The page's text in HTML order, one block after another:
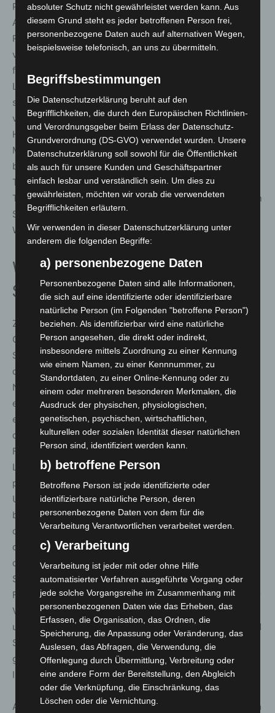
Probenbühne gibt es tanzbaren Afrobeat von der Nii
Amaah and Gye Nyame Band mit einer Prise Funk,
Reggae und RnB. Die Musiker, Clowns und Akrobaten
von ADESA präsentieren auf der Kinderwiese eine
faszinierende Show für Klein und Groß, die vor
Lebensfreude und Spaß nur so
strotzt! Um 21:30 Uhr tauchen dann die Pyrotechniker
von Fireworks for Africa den Himmel über den
Herrenhäuser Gärten in prächtige Farben. Mit Sitz in
Muldersdrift, Johannesburg sind sie heute die
bundesweit führende Feuerwerksfirma in Südafrika. Das
Team führt, neben Feuerwerken bei Konzerten für Tina
Turner, Bon Jovi und Pavarotti, auch Shows bei wichtigen
Sport-Events, wie zum Beispiel der FIFA
Weltmeisterschaft 2010, in Afrika aus.
Welcome Europe am 17.09.:
SUREX
Zum großen Finale lassen Jorge La Guardia y Familia im
Gartentheater facettenreich alte und neue Flamenco-
Stile zusammenfließen. Die Klangvielfalt, der Tanz und
die gefühlvollen Improvisationen verzaubern. Four
Nations präsentieren auf der Probenbühne eine ganz
eigene Mischung aus Evergreens und aktuellen Hits mit
einem Hauch Folklore. Um 21:00 Uhr startet SUREX dann
das letzte Feuerwerk des Wettbewerbs 2022. Das
Familienunternehmen wird unter dem Motto „Unsere
Leidenschaft, Ihre Gefühle“ geführt. Schwerpunkt des
polnischen Teams ist die technische Konzeption und
Umsetzung von großen Musikfeuerwerken zu
besonderen Anlässen, wie beispielsweise der Eröffnung
des polnischen Olympiastützpunktes 2014 in Szczyrk,
den Feierlichkeiten zum Stadtjubiläum in Breslau oder
den Tall Ship Races in Gdynia. Auf der
Siegerehrungsbühne unterhält vor und nach dem
Feuerwerk traditionell Juliano Rossi das Publikum bis zur
Verkündung des diesjährigen Gewinnerteams mit
unverwechselbarer Stimme, coolem Understatement und
Swing. Gegen 22:00 Uhr geben die Veranstalter
gemeinsam mit der Fachjury den Sieger des 30.
Internationalen Feuerwerkswettbewerbs bekannt.
Alle Informationen zu den Teams, zum Rahmenprogramm
absoluter Schutz nicht gewährleistet werden kann. Aus
diesem Grund steht es jeder betroffenen Person frei,
personenbezogene Daten auch auf alternativen Wegen,
beispielsweise telefonisch, an uns zu übermitteln.
Begriffsbestimmungen
Die Datenschutzerklärung beruht auf den
Begrifflichkeiten, die durch den Europäischen Richtlinien-
und Verordnungsgeber beim Erlass der Datenschutz-
Grundverordnung (DS-GVO) verwendet wurden. Unsere
Datenschutzerklärung soll sowohl für die Öffentlichkeit
als auch für unsere Kunden und Geschäftspartner
einfach lesbar und verständlich sein. Um dies zu
gewährleisten, möchten wir vorab die verwendeten
Begrifflichkeiten erläutern.
Wir verwenden in dieser Datenschutzerklärung unter
anderem die folgenden Begriffe:
a) personenbezogene Daten
Personenbezogene Daten sind alle Informationen,
die sich auf eine identifizierte oder identifizierbare
natürliche Person (im Folgenden "betroffene Person")
beziehen. Als identifizierbar wird eine natürliche
Person angesehen, die direkt oder indirekt,
insbesondere mittels Zuordnung zu einer Kennung
wie einem Namen, zu einer Kennnummer, zu
Standortdaten, zu einer Online-Kennung oder zu
einem oder mehreren besonderen Merkmalen, die
Ausdruck der physischen, physiologischen,
genetischen, psychischen, wirtschaftlichen,
kulturellen oder sozialen Identität dieser natürlichen
Person sind, identifiziert werden kann.
b) betroffene Person
Betroffene Person ist jede identifizierte oder
identifizierbare natürliche Person, deren
personenbezogene Daten von dem für die
Verarbeitung Verantwortlichen verarbeitet werden.
c) Verarbeitung
Verarbeitung ist jeder mit oder ohne Hilfe
automatisierter Verfahren ausgeführte Vorgang oder
jede solche Vorgangsreihe im Zusammenhang mit
personenbezogenen Daten wie das Erheben, das
Erfassen, die Organisation, das Ordnen, die
Speicherung, die Anpassung oder Veränderung, das
Auslesen, das Abfragen, die Verwendung, die
Offenlegung durch Übermittlung, Verbreitung oder
eine andere Form der Bereitstellung, den Abgleich
oder die Verknüpfung, die Einschränkung, das
Löschen oder die Vernichtung.